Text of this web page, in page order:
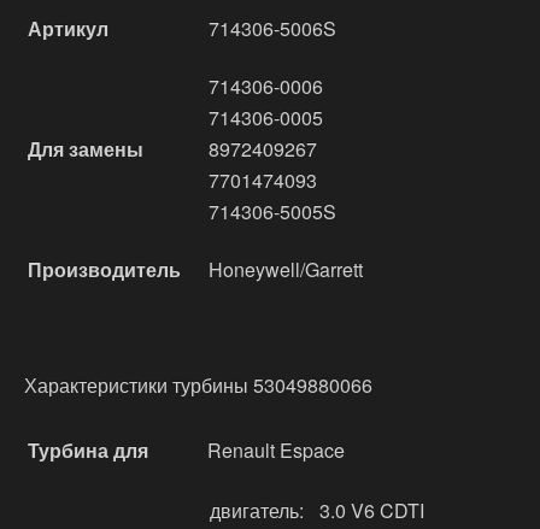
Артикул 714306-5006S
Для замены
714306-0006
714306-0005
8972409267
7701474093
714306-5005S
Производитель Honeywell/Garrett
Характеристики турбины 53049880066
Турбина для Renault Espace
двигатель: 3.0 V6 CDTI